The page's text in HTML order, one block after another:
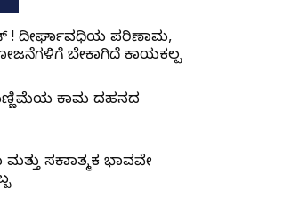
! ದೀರ್ಘಾವಧಿಯ ಪರಿಣಾಮ,
ಬೇಕಾಗಿದೆ ಕಾಯಕಲ್ಪ
ಕಾಮ ದಹನದ
ಸಕಾರಾತ್ಮಕ ಭಾವವೇ